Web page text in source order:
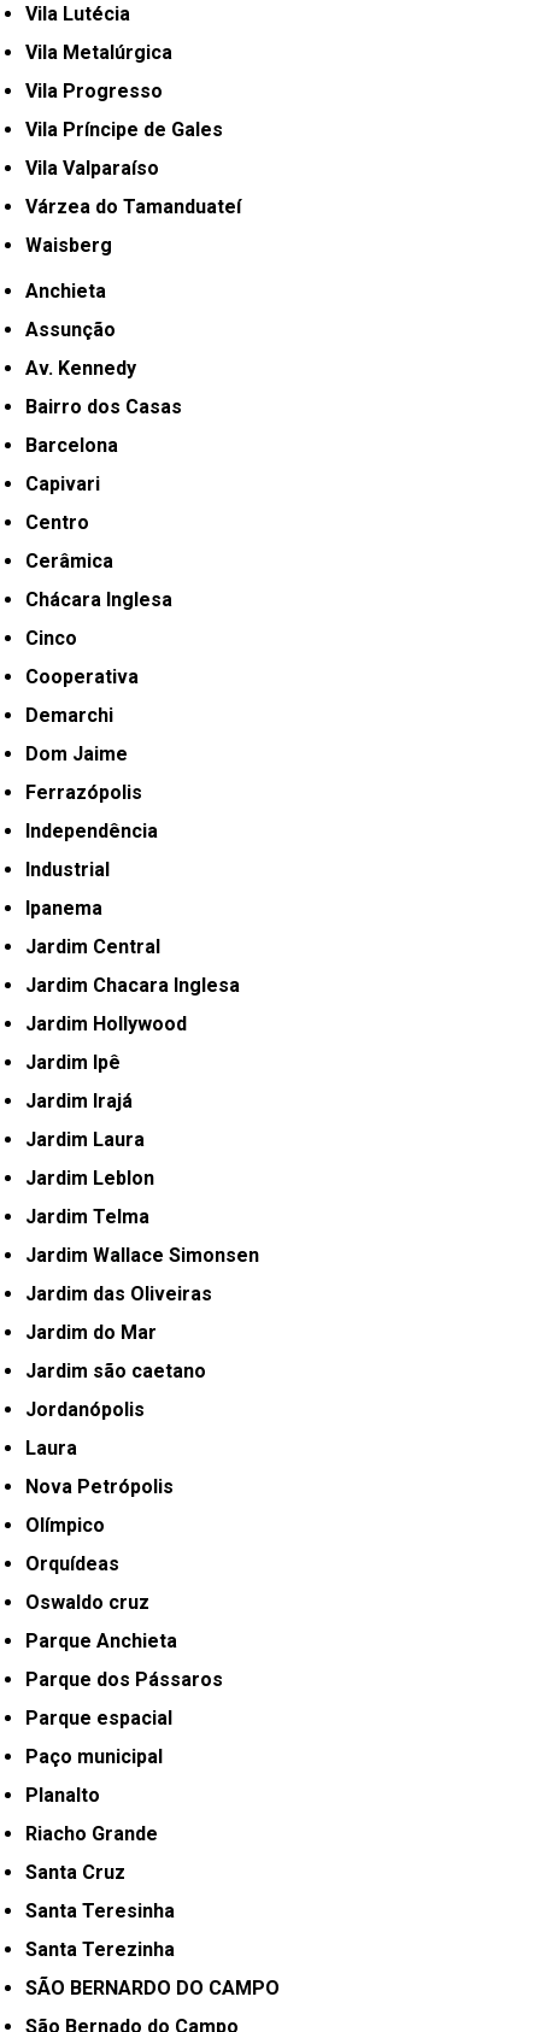
Vila Lutécia
Vila Metalúrgica
Vila Progresso
Vila Príncipe de Gales
Vila Valparaíso
Várzea do Tamanduateí
Waisberg
Anchieta
Assunção
Av. Kennedy
Bairro dos Casas
Barcelona
Capivari
Centro
Cerâmica
Chácara Inglesa
Cinco
Cooperativa
Demarchi
Dom Jaime
Ferrazópolis
Independência
Industrial
Ipanema
Jardim Central
Jardim Chacara Inglesa
Jardim Hollywood
Jardim Ipê
Jardim Irajá
Jardim Laura
Jardim Leblon
Jardim Telma
Jardim Wallace Simonsen
Jardim das Oliveiras
Jardim do Mar
Jardim são caetano
Jordanópolis
Laura
Nova Petrópolis
Olímpico
Orquídeas
Oswaldo cruz
Parque Anchieta
Parque dos Pássaros
Parque espacial
Paço municipal
Planalto
Riacho Grande
Santa Cruz
Santa Teresinha
Santa Terezinha
SÃO BERNARDO DO CAMPO
São Bernado do Campo